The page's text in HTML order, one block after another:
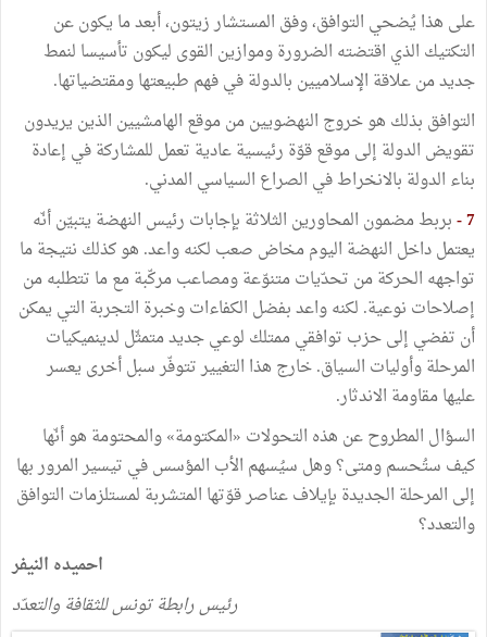
على هذا يُضحي التوافق، وفق المستشار زيتون، أبعد ما يكون عن
التكتيك الذي اقتضته الضرورة وموازين القوى ليكون تأسيسا لنمط
جديد من علاقة الإسلاميين بالدولة في فهم طبيعتها ومقتضياتها.
التوافق بذلك هو خروج النهضويين من موقع الهامشيين الذين يريدون
تقويض الدولة إلى موقع قوّة رئيسية عادية تعمل للمشاركة في إعادة
بناء الدولة بالانخراط في الصراع السياسي المدني.
7 - بربط مضمون المحاورين الثلاثة بإجابات رئيس النهضة يتبيّن أنّه
يعتمل داخل النهضة اليوم مخاض صعب لكنه واعد. هو كذلك نتيجة ما
تواجهه الحركة من تحدّيات متنوّعة ومصاعب مركّبة مع ما تتطلبه من
إصلاحات نوعية. لكنه واعد بفضل الكفاءات وخبرة التجربة التي يمكن
أن تفضي إلى حزب توافقي ممتلك لوعي جديد متمثّل لدينميكيات
المرحلة وأوليات السياق. خارج هذا التغيير تتوفّر سبل أخرى يعسر
عليها مقاومة الاندثار.
السؤال المطروح عن هذه التحولات «المكتومة» والمحتومة هو أنّها
كيف ستُحسم ومتى؟ وهل سيُسهم الأب المؤسس في تيسير المرور بها
إلى المرحلة الجديدة بإيلاف عناصر قوّتها المتشربة لمستلزمات التوافق
والتعدد؟
احميده النيفر
رئيس رابطة تونس للثقافة والتعدّد